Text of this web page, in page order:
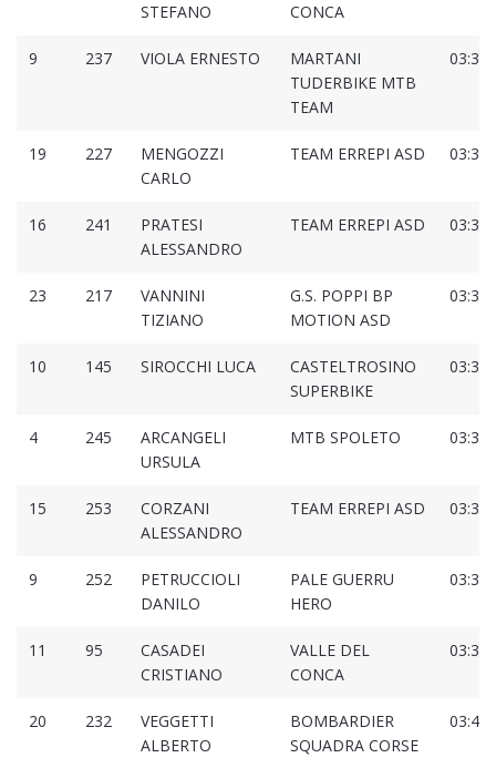
STEFANO
CONCA
9 237 VIOLA ERNESTO
MARTANI
TUDERBIKE MTB
TEAM
19 227
MENGOZZI
CARLO
TEAM ERREPI ASD
16 241
PRATESI
ALESSANDRO
TEAM ERREPI ASD
23 217
VANNINI
TIZIANO
G.S. POPPI BP
MOTION ASD
10 145 SIROCCHI LUCA
CASTELTROSINO
SUPERBIKE
4 245
ARCANGELI
URSULA
MTB SPOLETO
15 253
CORZANI
ALESSANDRO
TEAM ERREPI ASD
9 252
PETRUCCIOLI
DANILO
PALE GUERRU
HERO
11 95
CASADEI
CRISTIANO
VALLE DEL
CONCA
20 232
VEGGETTI
ALBERTO
BOMBARDIER
SQUADRA CORSE